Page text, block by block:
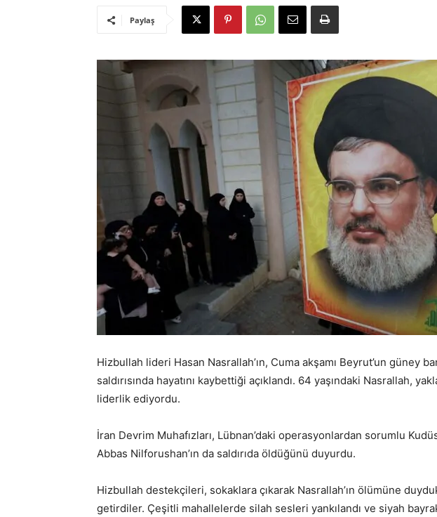
Paylaş
Hizbullah lideri Hasan Nasrallah’ın, Cuma akşamı Beyrut’un güney
saldırısında hayatını kaybettiği açıklandı. 64 yaşındaki Nasrallah,
liderlik ediyordu.
İran Devrim Muhafızları, Lübnan’daki operasyonlardan sorumlu
Abbas Nilforushan’ın da saldırıda öldüğünü duyurdu.
Hizbullah destekçileri, sokaklara çıkarak Nasrallah’ın ölümüne
getirdiler. Çeşitli mahallelerde silah sesleri yankılandı ve siyah